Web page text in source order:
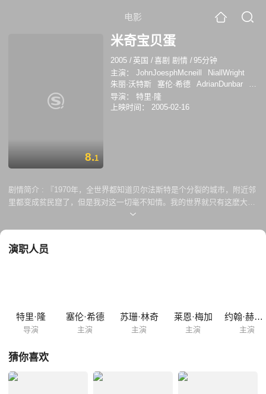
电影
8.1
米奇宝贝蛋
2005 / 英国 /喜剧 剧情 /95分钟
主演：
JohnJoesphMcneill
NiallWright
朱丽·沃特斯
塞伦·希德 AdrianDunbar
吉
娜·麦基
苏珊·林奇
BarbaraAdair
HannahCarnegie
导演：
特里·隆
上映时间：
2005-02-16
剧情简介 :
『1970年，全世界都知道贝尔法斯特是个分裂的城市，附近邻
里都变成贫民窟了，但是我对这一切毫不知情。我的世界就只有这麽大而
已——四面牆和几条安静的街道，不过那是在我认识米奇寳之前』
台剧拍摄而成，讲述了七十年代北爱尔兰两个少年的故事，一个来自天主
演职人员
特里·隆
导演
塞伦·希德
主演
苏珊·林奇
主演
莱恩·梅加
主演
约翰·赫宁甘
主演
猜你喜欢